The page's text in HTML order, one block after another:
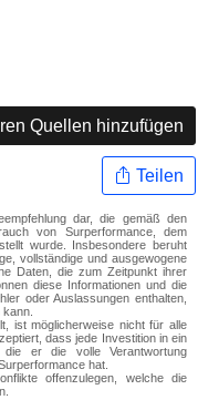
Quellen hinzufügen
Teilen
dar, die gemäß den
von Surperformance, dem
wurde. Insbesondere beruht
vollständige und ausgewogene
Daten, die zum Zeitpunkt ihrer
diese Informationen und die
oder Auslassungen enthalten,
ist möglicherweise nicht für alle
dass jede Investition in ein
er die volle Verantwortung
hat.
offenzulegen, welche die